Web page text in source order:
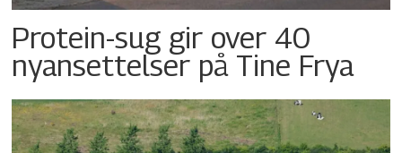
Protein-sug gir over 40
nyansettelser på Tine Frya